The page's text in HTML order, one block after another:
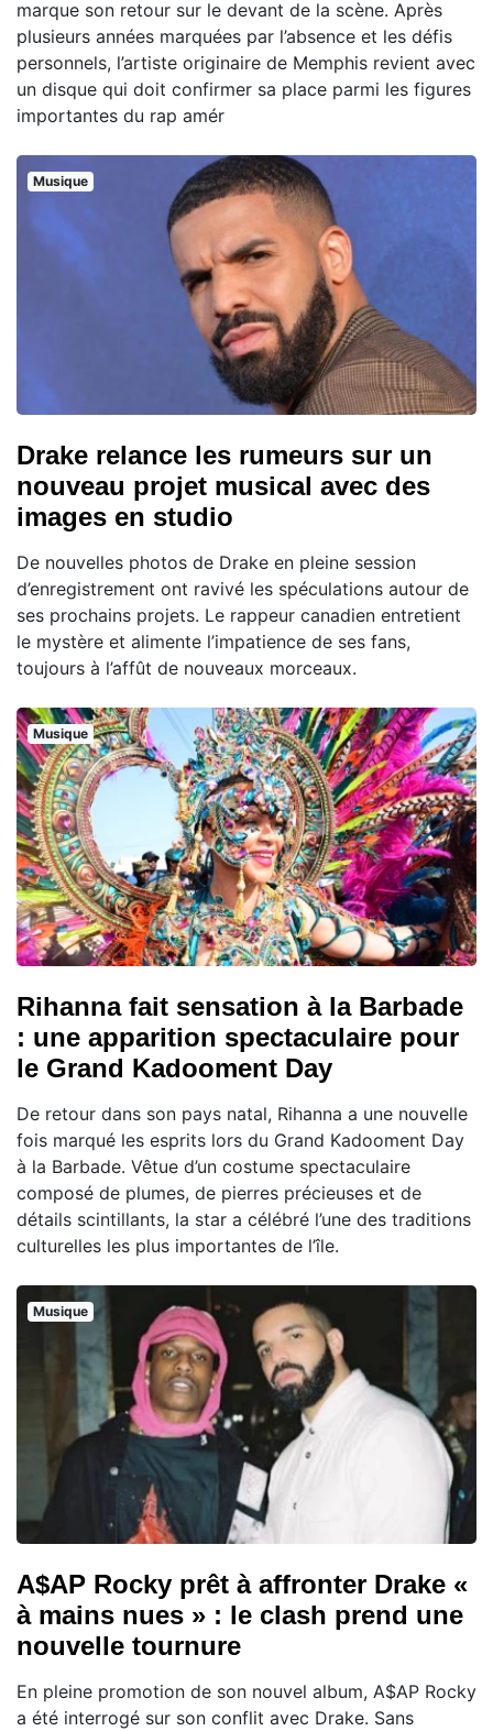
marque son retour sur le devant de la scène. Après
plusieurs années marquées par l’absence et les défis
personnels, l’artiste originaire de Memphis revient avec
un disque qui doit confirmer sa place parmi les figures
importantes du rap amér
Musique
Drake relance les rumeurs sur un
nouveau projet musical avec des
images en studio
De nouvelles photos de Drake en pleine session
d’enregistrement ont ravivé les spéculations autour de
ses prochains projets. Le rappeur canadien entretient
le mystère et alimente l’impatience de ses fans,
toujours à l’affût de nouveaux morceaux.
Musique
Rihanna fait sensation à la Barbade
: une apparition spectaculaire pour
le Grand Kadooment Day
De retour dans son pays natal, Rihanna a une nouvelle
fois marqué les esprits lors du Grand Kadooment Day
à la Barbade. Vêtue d’un costume spectaculaire
composé de plumes, de pierres précieuses et de
détails scintillants, la star a célébré l’une des traditions
culturelles les plus importantes de l’île.
Musique
A$AP Rocky prêt à affronter Drake «
à mains nues » : le clash prend une
nouvelle tournure
En pleine promotion de son nouvel album, A$AP Rocky
a été interrogé sur son conflit avec Drake. Sans